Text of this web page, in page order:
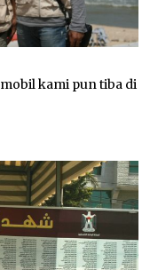
kami pun tiba di